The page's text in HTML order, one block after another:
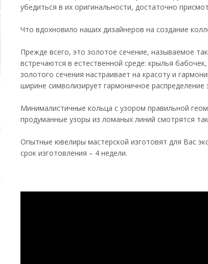
убедиться в их оригинальности, достаточно
Что вдохновило наших дизайнеров на создание
Прежде всего, это золотое сечение, называемое
встречаются в естественной среде: крылья
золотого сечения настраивает на красоту и
ширине символизирует гармоничное
Минималистичные кольца с узором правильной
продуманные узоры из ломаных линий смотрятся
Опытные ювелиры мастерской изготовят для Вас
срок изготовления – 4 недели.